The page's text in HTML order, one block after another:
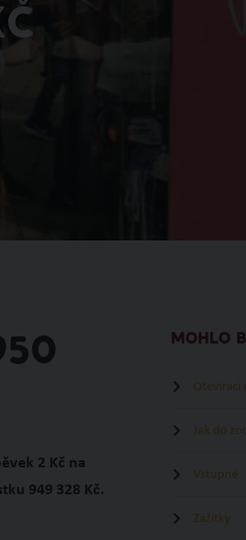
2 Kč na
949 328 Kč.
MOHLO
Otevírací
Jak do
Vstupné
Zážitky